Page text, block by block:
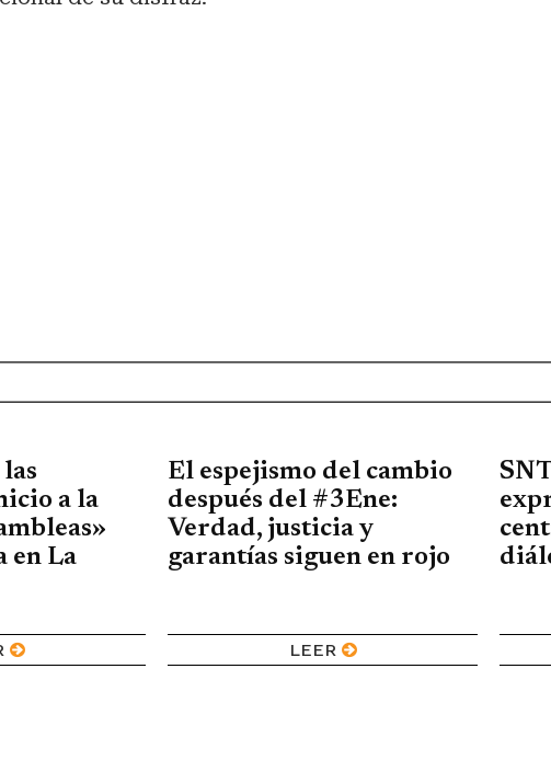
a la
en La
El espejismo del cambio
después del #3Ene:
Verdad, justicia y
garantías siguen en rojo
LEER